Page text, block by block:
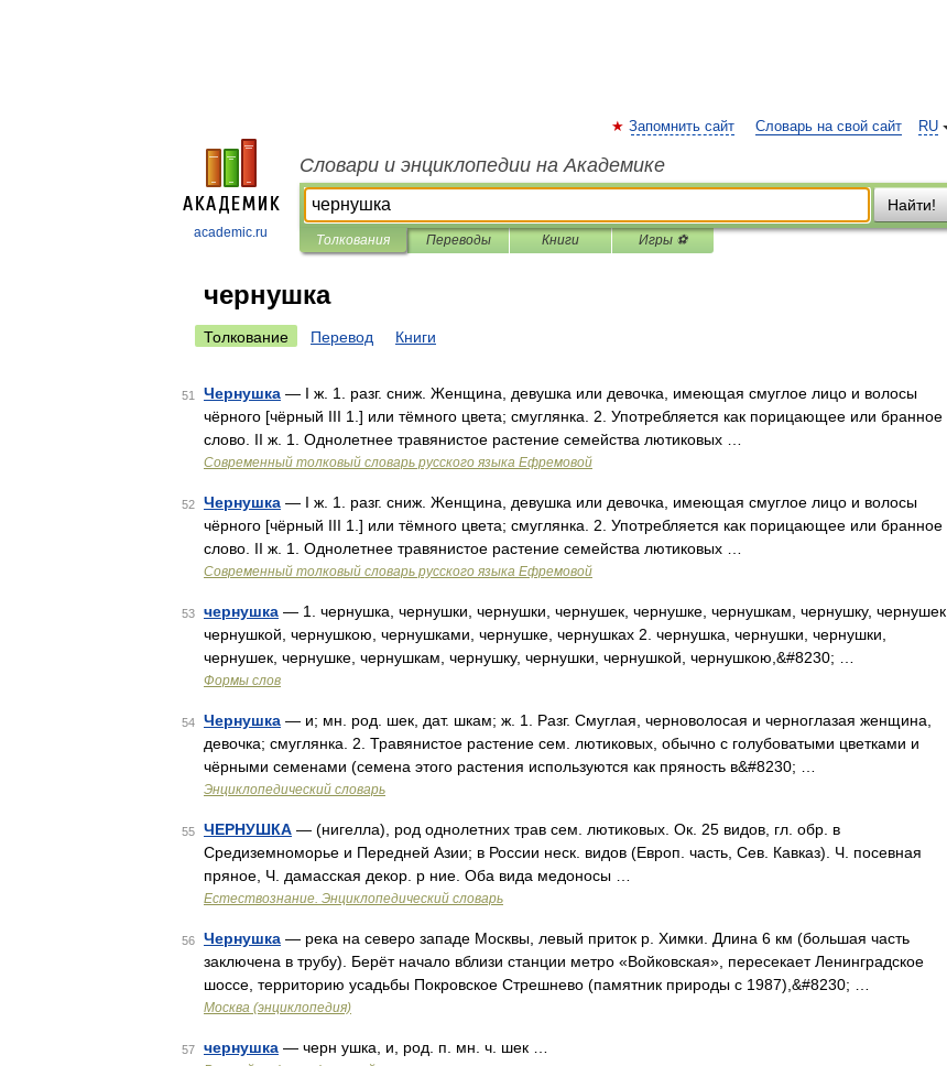
academic.ru
RU
Запомнить сайт Словарь на свой сайт
Словари и энциклопедии на Академике
Найти!
Толкования Переводы Книги Игры ⚽
чернушка
Толкование Перевод Книги
51 Чернушка — I ж. 1. разг. сниж. Женщина, девушка или девочка, имеющая смуглое лицо и волосы
чёрного [чёрный III 1.] или тёмного цвета; смуглянка. 2. Употребляется как порицающее или бранное
слово. II ж. 1. Однолетнее травянистое растение семейства лютиковых …
Современный толковый словарь русского языка Ефремовой
52 Чернушка — I ж. 1. разг. сниж. Женщина, девушка или девочка, имеющая смуглое лицо и волосы
чёрного [чёрный III 1.] или тёмного цвета; смуглянка. 2. Употребляется как порицающее или бранное
слово. II ж. 1. Однолетнее травянистое растение семейства лютиковых …
Современный толковый словарь русского языка Ефремовой
53 чернушка — 1. чернушка, чернушки, чернушки, чернушек, чернушке, чернушкам, чернушку, чернушек,
чернушкой, чернушкою, чернушками, чернушке, чернушках 2. чернушка, чернушки, чернушки,
чернушек, чернушке, чернушкам, чернушку, чернушки, чернушкой, чернушкою,&#8230; …
Формы слов
54 Чернушка — и; мн. род. шек, дат. шкам; ж. 1. Разг. Смуглая, черноволосая и черноглазая женщина,
девочка; смуглянка. 2. Травянистое растение сем. лютиковых, обычно с голубоватыми цветками и
чёрными семенами (семена этого растения используются как пряность в&#8230; …
Энциклопедический словарь
55 ЧЕРНУШКА — (нигелла), род однолетних трав сем. лютиковых. Ок. 25 видов, гл. обр. в
Средиземноморье и Передней Азии; в России неск. видов (Европ. часть, Сев. Кавказ). Ч. посевная
пряное, Ч. дамасская декор. р ние. Оба вида медоносы …
Естествознание. Энциклопедический словарь
56 Чернушка — река на северо западе Москвы, левый приток р. Химки. Длина 6 км (большая часть
заключена в трубу). Берёт начало вблизи станции метро «Войковская», пересекает Ленинградское
шоссе, территорию усадьбы Покровское Стрешнево (памятник природы с 1987),&#8230; …
Москва (энциклопедия)
57 чернушка — черн ушка, и, род. п. мн. ч. шек …